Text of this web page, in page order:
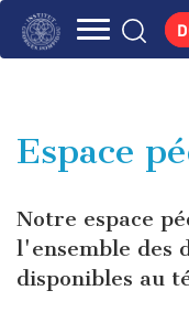
Aller
Espace
Notre espace
l'ensemble des
disponibles au
Panneau de gestion